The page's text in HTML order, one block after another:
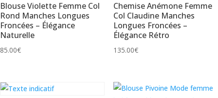
Blouse Violette Femme Col
Rond Manches Longues
Froncées – Élégance
Naturelle
85.00€
Chemise Anémone Femme
Col Claudine Manches
Longues Froncées –
Élégance Rétro
135.00€